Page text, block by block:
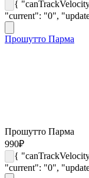
{
"current": "0",
Прошутто Парма
Прошутто Парма
990₽
{
"current": "0",